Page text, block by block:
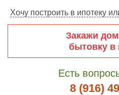
Хочу построить в ипотеку
Закажи
бытовку в
Есть
8 (916)